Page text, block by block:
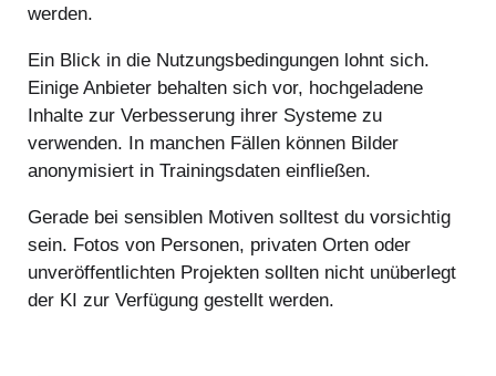
werden.
Ein Blick in die Nutzungsbedingungen lohnt sich.
Einige Anbieter behalten sich vor, hochgeladene
Inhalte zur Verbesserung ihrer Systeme zu
verwenden. In manchen Fällen können Bilder
anonymisiert in Trainingsdaten einfließen.
Gerade bei sensiblen Motiven solltest du vorsichtig
sein. Fotos von Personen, privaten Orten oder
unveröffentlichten Projekten sollten nicht unüberlegt
der KI zur Verfügung gestellt werden.